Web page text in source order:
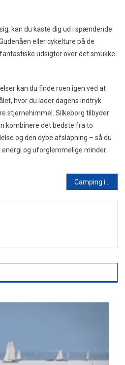
kan du kaste dig ud i spændende
eller cykelture på de
udsigter over det smukke
kan du finde roen igen ved at
hvor du lader dagens indtryk
stjernehimmel. Silkeborg tilbyder
kombinere det bedste fra to
og den dybe afslapning – så du
og uforglemmelige minder.